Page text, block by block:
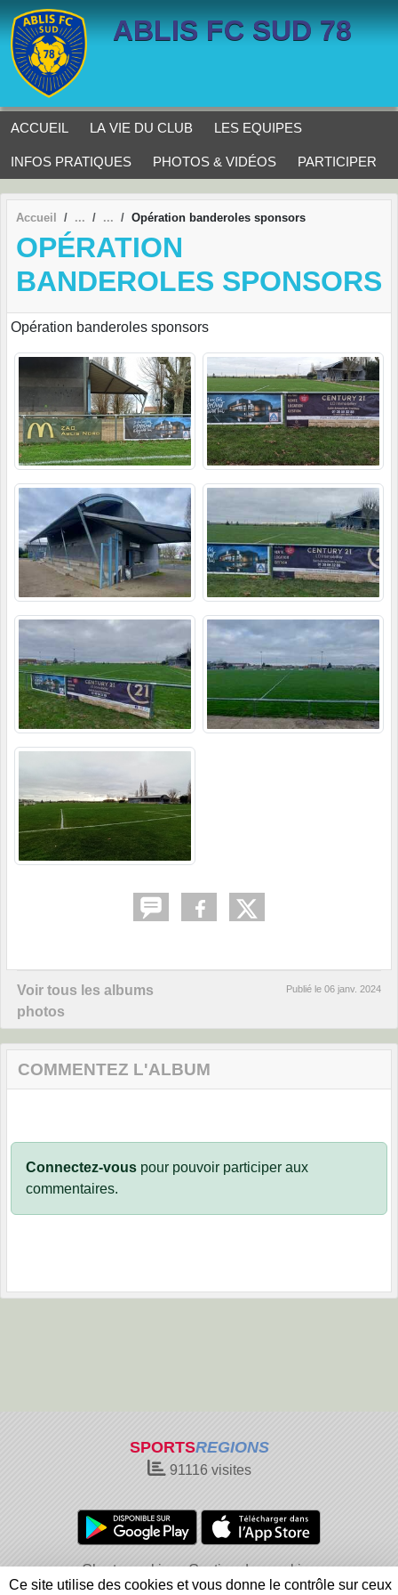
ABLIS FC SUD 78
ACCUEIL LA VIE DU CLUB LES EQUIPES
INFOS PRATIQUES PHOTOS & VIDÉOS PARTICIPER
Accueil Opération banderoles sponsors
OPÉRATION
BANDEROLES SPONSORS
Opération banderoles sponsors
Voir tous les albums
photos
Publié le 06 janv. 2024
COMMENTEZ L'ALBUM
Connectez-vous pour pouvoir participer aux
commentaires.
SPORTSREGIONS
91116 visites
Charte cookies
Gestion des cookies
Informations légales
Signaler un contenu inapproprié
Panneau de gestion des cookies
Ce site utilise des cookies et vous donne le contrôle sur ceux